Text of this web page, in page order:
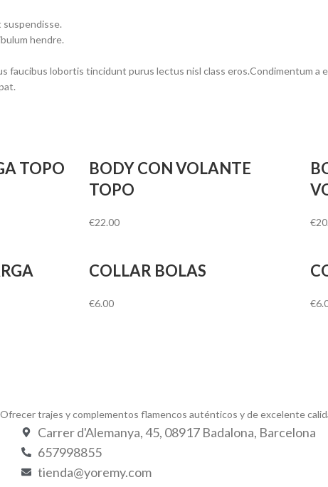
suspendisse.
hendre.
faucibus lobortis tincidunt purus lectus nisl class eros.Condimentum
TOPO
BODY CON VOLANTE
TOPO
€22.00 €
COLLAR BOLAS
€6.00 €
Ofrecer trajes y complementos flamencos auténticos y de excelente
Carrer d'Alemanya, 45, 08917 Badalona, Barcelona
657998855
tienda@yoremy.com